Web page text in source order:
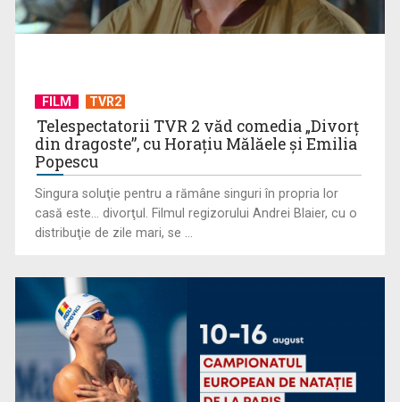
Octavian Cotescu, în rolul maiorului Vigu, pus să rezolve
FILM TVR2
Telespectatorii TVR 2 văd comedia „Divorţ
din dragoste”, cu Horaţiu Mălăele şi Emilia
Popescu
Singura soluţie pentru a rămâne singuri în propria lor
casă este... divorţul. Filmul regizorului Andrei Blaier, cu o
distribuţie de zile mari, se ...